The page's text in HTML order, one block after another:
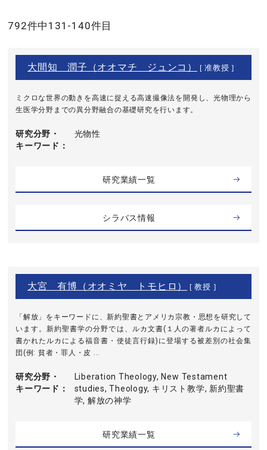
792件中131-140件目
大間知 潤子（オオマチ ジュンコ） [ 准教授 ]
ミクロな世界の動きを高速に捉える高速撮像法を開発し、光物理から
生医学分野までの異分野融合の基礎研究を行います。
研究分野・
キーワード
光物性
研究業績一覧
シラバス情報
大宮 有博（オオミヤ トモヒロ） [ 教授 ]
「解放」をキーワードに、新約聖書とアメリカ宗教・思想を研究して
います。新約聖書学の分野では、ルカ文書(１人の著者ルカによって
書かれたルカによる福音書・使徒言行録)に登場する被差別の社会集
団(例: 貧者・罪人・皮 ...
研究分野・
キーワード
Liberation Theology, New Testament
studies, Theology, キリスト教学, 新約聖書
学, 解放の神学
研究業績一覧